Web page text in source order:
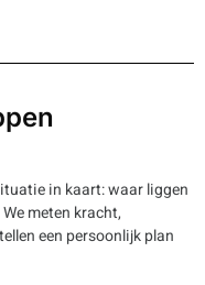
in kaart: waar liggen
meten kracht,
een persoonlijk plan